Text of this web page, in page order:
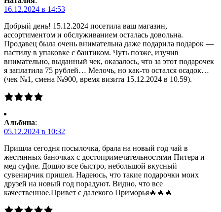
16.12.2024 в 14:53
Добрый день! 15.12.2024 посетила ваш магазин,
ассортиментом и обслуживанием осталась довольна.
Продавец была очень внимательна даже подарила подарок —
пастилу в упаковке с бантиком. Чуть позже, изучив
внимательно, выданный чек, оказалось, что за этот подарочек
я заплатила 75 рублей… Мелочь, но как-то остался осадок…
(чек №1, смена №900, время визита 15.12.2024 в 10.59).
Альбина:
05.12.2024 в 10:32
Пришла сегодня посылочка, брала на новый год чай в
жестянных баночках с достопримечательностями Питера и
мед суфле. Дошло все быстро, небольшой вкусный
сувенирчик пришел. Надеюсь, что такие подарочки моих
друзей на новый год порадуют. Видно, что все
качественное.Привет с далекого Приморья🔥🔥🔥